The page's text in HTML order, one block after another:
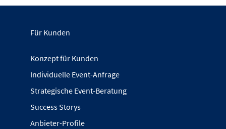
Für Kunden
Konzept für Kunden
Individuelle Event-Anfrage
Strategische Event-Beratung
Success Storys
Anbieter-Profile